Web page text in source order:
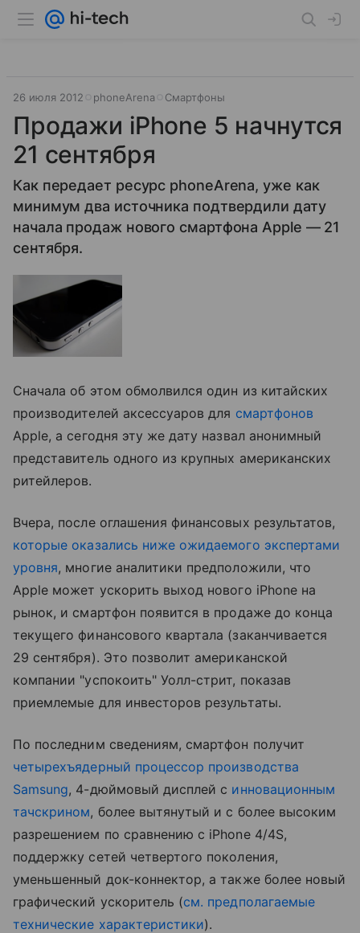
26 июля 2012 phoneArenа Смартфоны
Продажи iPhone 5 начнутся
21 сентября
Как передает ресурс phoneArena, уже как
минимум два источника подтвердили дату
начала продаж нового смартфона Apple — 21
сентября.
Сначала об этом обмолвился один из китайских
производителей аксессуаров для смартфонов
Apple, а сегодня эту же дату назвал анонимный
представитель одного из крупных американских
ритейлеров.
Вчера, после оглашения финансовых результатов,
которые оказались ниже ожидаемого экспертами
уровня, многие аналитики предположили, что
Apple может ускорить выход нового iPhone на
рынок, и смартфон появится в продаже до конца
текущего финансового квартала (заканчивается
29 сентября). Это позволит американской
компании "успокоить" Уолл-стрит, показав
приемлемые для инвесторов результаты.
По последним сведениям, смартфон получит
четырехъядерный процессор производства
Samsung, 4-дюймовый дисплей с инновационным
тачскрином, более вытянутый и с более высоким
разрешением по сравнению с iPhone 4/4S,
поддержку сетей четвертого поколения,
уменьшенный док-коннектор, а также более новый
графический ускоритель (см. предполагаемые
технические характеристики).